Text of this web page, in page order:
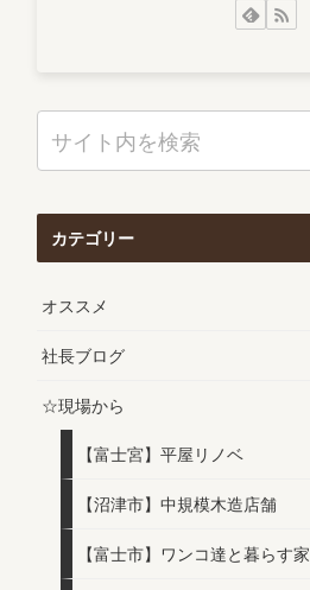
カテゴリー
オススメ
社長ブログ
☆現場から
【富士宮】平屋リノベ
【沼津市】中規模木造店舗
【富士市】ワンコ達と暮らす家